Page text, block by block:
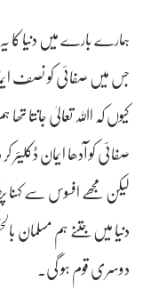
ہمارے بارے میں دنیا کا
جس میں صفائی کو نصف
کیوں کہ اﷲ تعالیٰ
صفائی کو آدھا ایمان
لیکن مجھے افسوس سے
دنیا میں جتنے ہم مسلمان
دوسری قوم ہو گی۔